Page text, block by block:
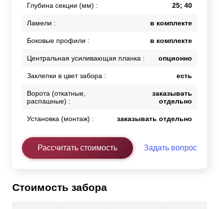
Глубина секции (мм) : 25; 40
Ламели : в комплекте
Боковые профили : в комплекте
Центральная усиливающая планка : опционно
Заклепки в цвет забора : есть
Ворота (откатные,
распашные) :
заказывать
отдельно
Установка (монтаж) : заказывать отдельно
Рассчитать стоимость Задать вопрос
Стоимость забора